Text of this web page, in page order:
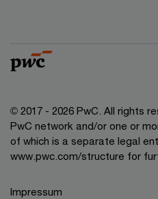
© 2017 - 2026 PwC. All rights
PwC network and/or one or
of which is a separate legal
www.pwc.com/structure for
Impressum